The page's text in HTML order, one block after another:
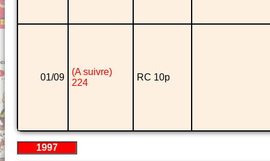
01/09
(A suivre)
224
RC 10p
1997